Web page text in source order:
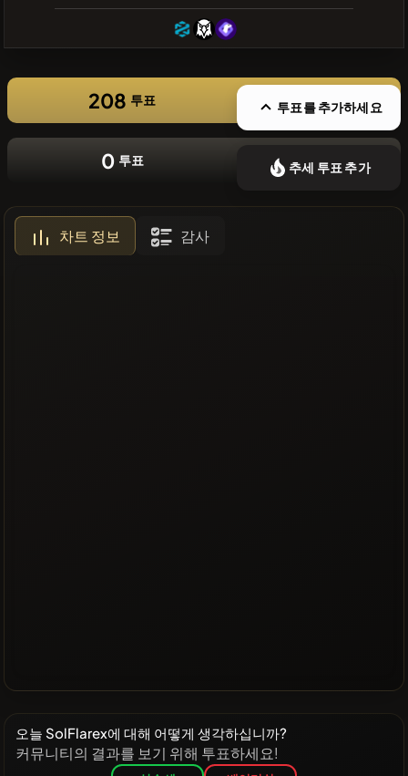
208 투표 투표를 추가하세요
0 투표 추세 투표 추가
차트 정보 감사
오늘 SolFlarex에 대해 어떻게 생각하십니까?
커뮤니티의 결과를 보기 위해 투표하세요!